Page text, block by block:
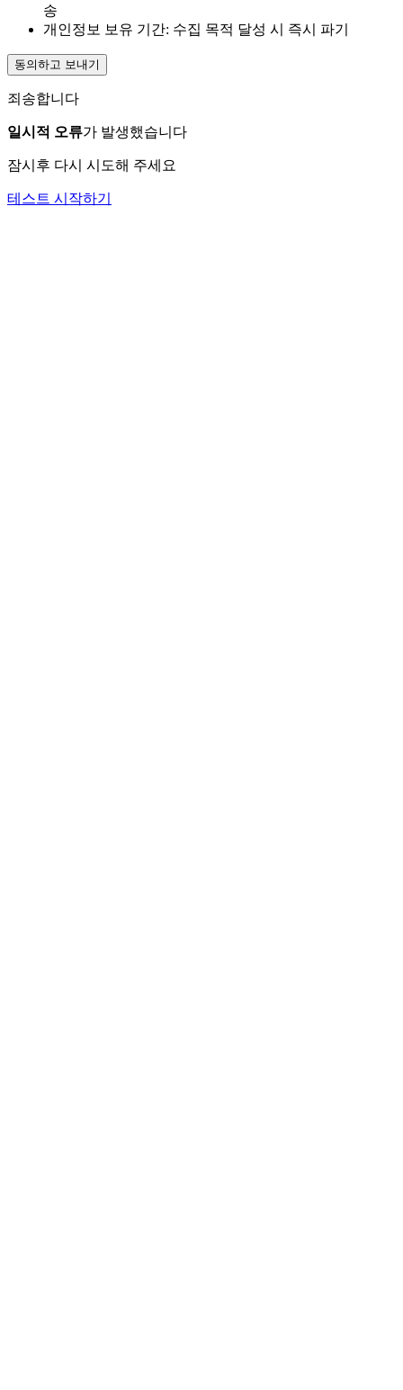
송
개인정보 보유 기간: 수집 목적 달성 시 즉시 파기
동의하고 보내기
죄송합니다
일시적 오류가 발생했습니다
잠시후 다시 시도해 주세요
테스트 시작하기